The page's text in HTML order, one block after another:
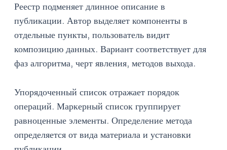
Реестр подменяет длинное описание в
публикации. Автор выделяет компоненты в
отдельные пункты, пользователь видит
композицию данных. Вариант соответствует для
фаз алгоритма, черт явления, методов выхода.
Упорядоченный список отражает порядок
операций. Маркерный список группирует
равноценные элементы. Определение метода
определяется от вида материала и установки